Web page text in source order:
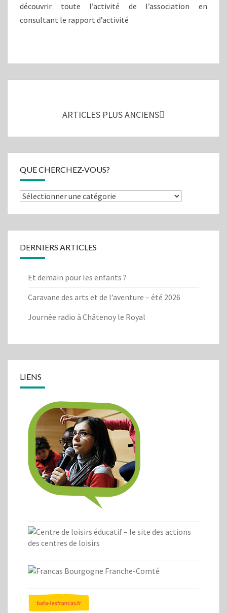
découvrir toute l’activité de l’association en
consultant le rapport d’activité
articles
ARTICLES PLUS ANCIENS
QUE CHERCHEZ-VOUS?
Que
vous?
DERNIERS ARTICLES
Et demain pour les enfants ?
Caravane des arts et de l’aventure – été 2026
Journée radio à Châtenoy le Royal
LIENS